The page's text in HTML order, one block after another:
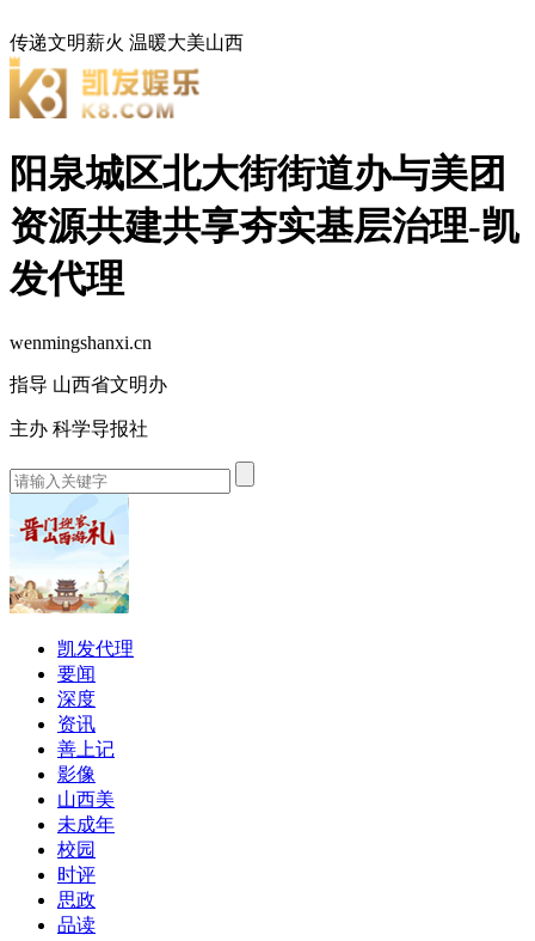
传递文明薪火 温暖大美山西
阳泉城区北大街街道办与美团
资源共建共享夯实基层治理-凯
发代理
wenmingshanxi.cn
指导 山西省文明办
主办 科学导报社
凯发代理
要闻
深度
资讯
善上记
影像
山西美
未成年
校园
时评
思政
品读